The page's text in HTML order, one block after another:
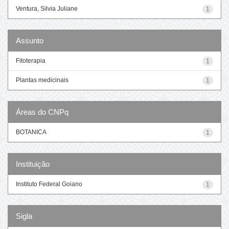
1
Ventura, Silvia Juliane
Assunto
1
Fitoterapia
1
Plantas medicinais
Áreas do CNPq
1
BOTANICA
Instituição
1
Instituto Federal Goiano
Sigla